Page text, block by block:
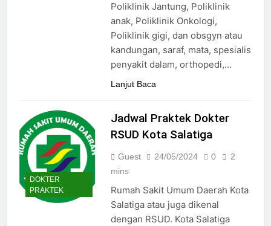
Poliklinik Jantung, Poliklinik
anak, Poliklinik Onkologi,
Poliklinik gigi, dan obsgyn atau
kandungan, saraf, mata, spesialis
penyakit dalam, orthopedi,…
Lanjut Baca
DOKTER
PRAKTEK
Jadwal Praktek Dokter
RSUD Kota Salatiga
Guest 24/05/2024 0
2
mins
Rumah Sakit Umum Daerah Kota
Salatiga atau juga dikenal
dengan RSUD. Kota Salatiga